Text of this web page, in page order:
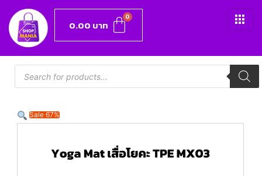
0.00 บาท
Sale 67%